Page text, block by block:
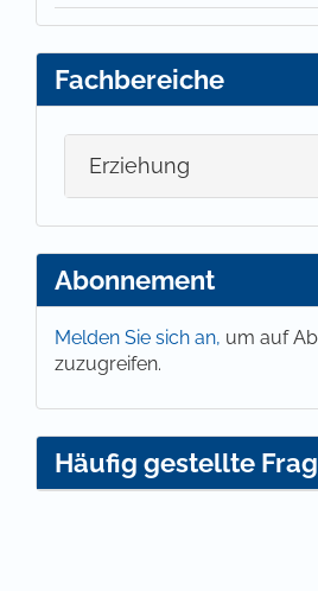
Fachbereiche
Erziehung
Abonnement
Melden Sie sich an, um auf
zuzugreifen.
Häufig gestellte